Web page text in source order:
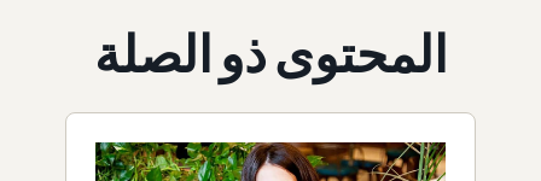
المحتوى ذو الصلة